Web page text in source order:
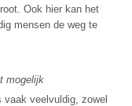
Ook hier kan het
mensen de weg te
mogelijk
veelvuldig, zowel